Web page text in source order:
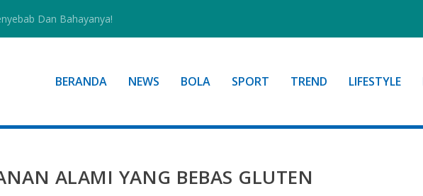
Yang Ramah Lingk...
BERANDA NEWS BOLA SPORT TREND LIFESTYLE
ALAMI YANG BEBAS GLUTEN